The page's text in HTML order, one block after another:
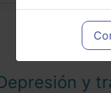
medicamentos y
adecuado a las
y